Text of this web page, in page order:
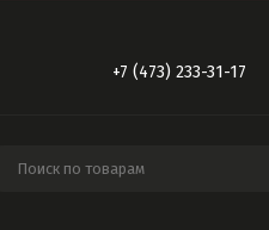
+7 (473) 233-31-17